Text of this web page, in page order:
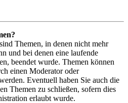
Themen, in denen nicht mehr
und bei denen eine laufende
beendet wurde. Themen können
einen Moderator oder
Eventuell haben Sie auch die
Themen zu schließen, sofern dies
erlaubt wurde.